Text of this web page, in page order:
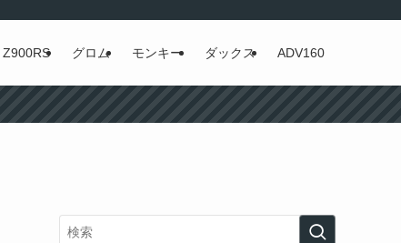
Z900RS グロム モンキー ダックス ADV160